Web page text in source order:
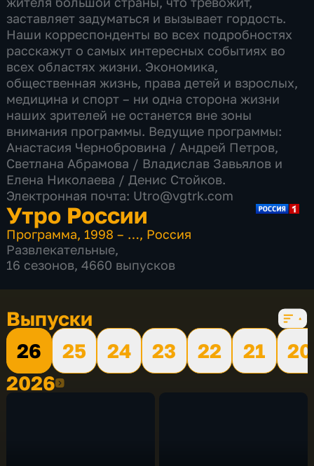
заставляет задуматься и вызывает гордость.
Наши корреспонденты во всех подробностях
расскажут о самых интересных событиях во
всех областях жизни. Экономика,
общественная жизнь, права детей и взрослых,
медицина и спорт – ни одна сторона жизни
наших зрителей не останется вне зоны
внимания программы. Ведущие программы:
Анастасия Чернобровина / Андрей Петров,
Светлана Абрамова​ / Владислав Завьялов и
Елена Николаева / Денис Стойков.
Электронная почта: Utro@vgtrk.com
Утро России
Программа, 1998 – …, Россия
Развлекательные,
16 сезонов, 4660 выпусков
Выпуски
26
25 24 23 22 21
20
20262026